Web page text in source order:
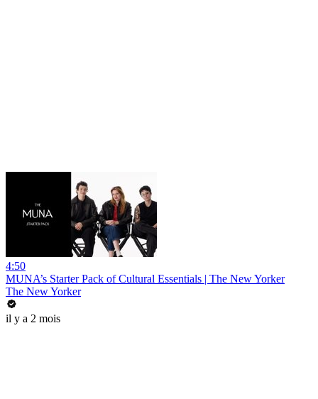
4:50
MUNA’s Starter Pack of Cultural Essentials | The New Yorker
The New Yorker
il y a 2 mois